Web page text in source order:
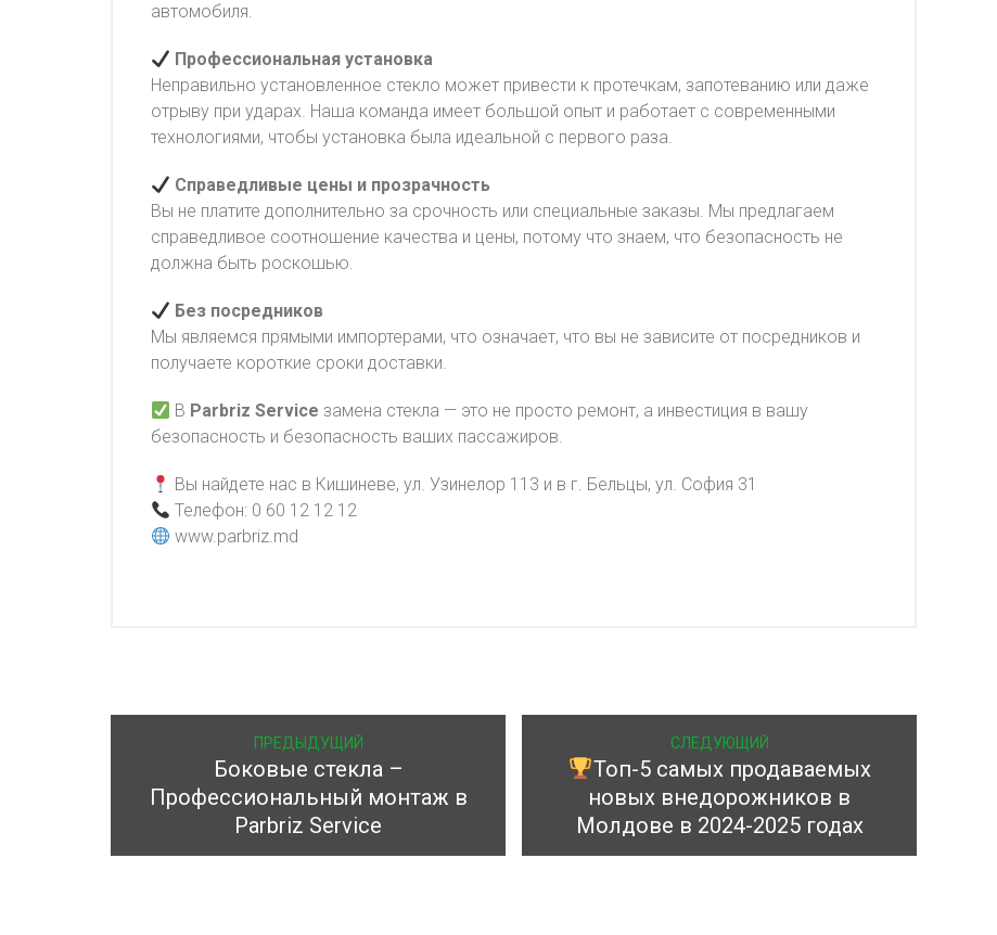
автомобиля.
Профессиональная установка
Неправильно установленное стекло может привести к протечкам, запотеванию или даже
отрыву при ударах. Наша команда имеет большой опыт и работает с современными
технологиями, чтобы установка была идеальной с первого раза.
Справедливые цены и прозрачность
Вы не платите дополнительно за срочность или специальные заказы. Мы предлагаем
справедливое соотношение качества и цены, потому что знаем, что безопасность не
должна быть роскошью.
Без посредников
Мы являемся прямыми импортерами, что означает, что вы не зависите от посредников и
получаете короткие сроки доставки.
В Parbriz Service замена стекла — это не просто ремонт, а инвестиция в вашу
безопасность и безопасность ваших пассажиров.
Вы найдете нас в Кишиневе, ул. Узинелор 113 и в г. Бельцы, ул. София 31
Телефон: 0 60 12 12 12
www.parbriz.md
ПРЕДЫДУЩИЙ
Боковые стекла –
Профессиональный монтаж в
Parbriz Service
СЛЕДУЮЩИЙ
Топ-5 самых продаваемых
новых внедорожников в
Молдове в 2024-2025 годах